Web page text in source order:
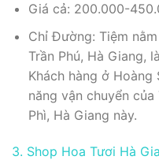
Giá cả: 200.000-
Chỉ Đường: Tiệm
Trần Phú, Hà Giang,
Khách hàng ở
năng vận chuyển
Phì, Hà Giang này.
3. Shop Hoa Tươi Hà